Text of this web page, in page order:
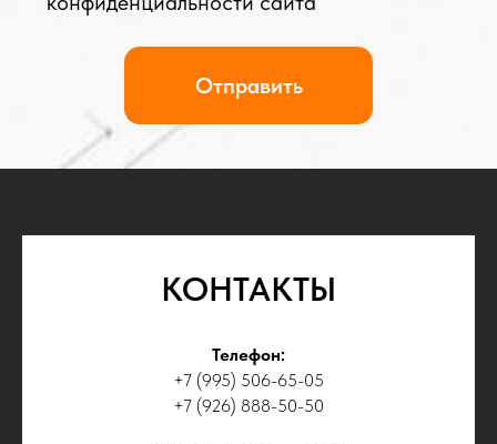
КОНТАКТЫ
Телефон:
+7 (995) 506-65-05
+7 (926) 888-50-50